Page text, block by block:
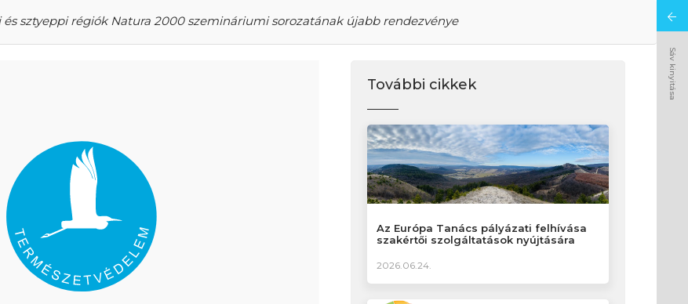
sztyeppi régiók Natura 2000 szemináriumi sorozatának újabb rendezvénye
További cikkek
Az Európa Tanács pályázati felhívása
szakértői szolgáltatások nyújtására
2026.06.24.
Sáv kinyitása